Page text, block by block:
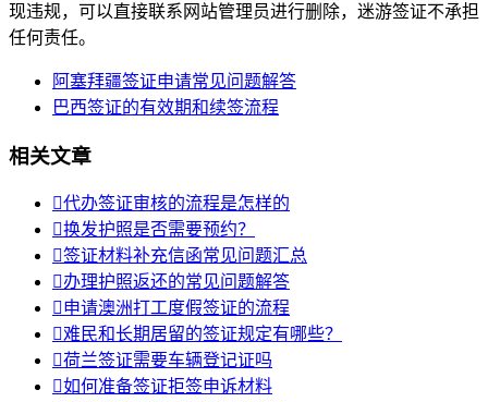
现违规，可以直接联系网站管理员进行删除，迷游签证不承担
任何责任。
阿塞拜疆签证申请常见问题解答
巴西签证的有效期和续签流程
相关文章
代办签证审核的流程是怎样的
换发护照是否需要预约？
签证材料补充信函常见问题汇总
办理护照返还的常见问题解答
申请澳洲打工度假签证的流程
难民和长期居留的签证规定有哪些？
荷兰签证需要车辆登记证吗
如何准备签证拒签申诉材料